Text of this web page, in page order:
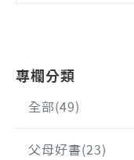
專欄分類
全部(49)
父母好書(23)